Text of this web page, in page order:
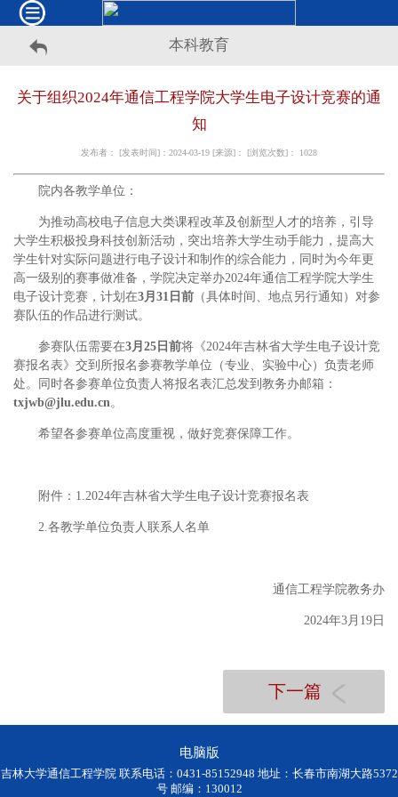
本科教育
关于组织2024年通信工程学院大学生电子设计竞赛的通
知
发布者： [发表时间]：2024-03-19 [来源]： [浏览次数]： 1028
院内各教学单位：
为推动高校电子信息大类课程改革及创新型人才的培养，引导
大学生积极投身科技创新活动，突出培养大学生动手能力，提高大
学生针对实际问题进行电子设计和制作的综合能力，同时为今年更
高一级别的赛事做准备，学院决定举办2024年通信工程学院大学生
电子设计竞赛，计划在3月31日前 （具体时间、地点另行通知）对参
赛队伍的作品进行测试。
参赛队伍需要在3月25日前将《2024年吉林省大学生电子设计竞
赛报名表》交到所报名参赛教学单位（专业、实验中心）负责老师
处。同时各参赛单位负责人将报名表汇总发到教务办邮箱：
txjwb@jlu.edu.cn。
希望各参赛单位高度重视，做好竞赛保障工作。
附件：1.2024年吉林省大学生电子设计竞赛报名表
2.各教学单位负责人联系人名单
通信工程学院教务办
2024年3月19日
下一篇
电脑版
吉林大学通信工程学院 联系电话：0431-85152948 地址：长春市南湖大路5372
号 邮编：130012